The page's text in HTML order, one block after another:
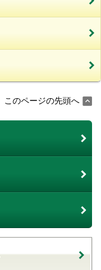
このページの先頭へ